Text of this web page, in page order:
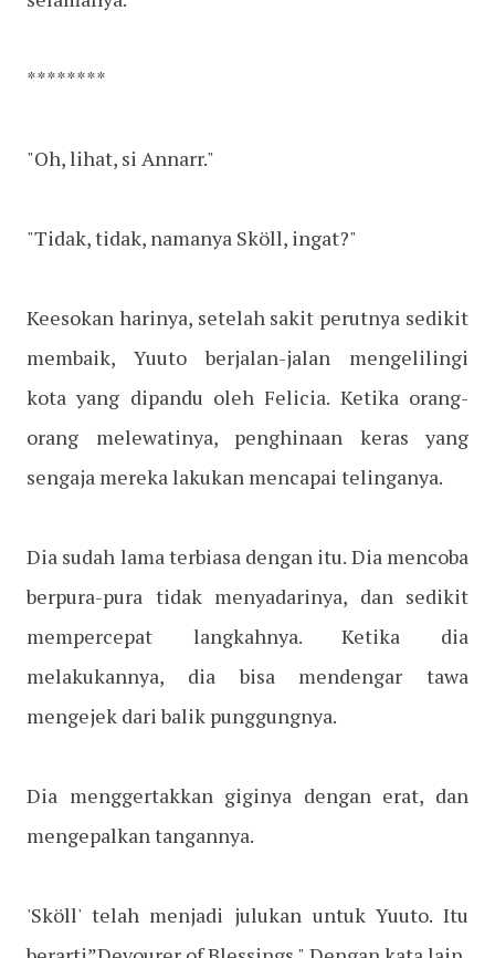
********
"Oh, lihat, si Annarr."
"Tidak, tidak, namanya Sköll, ingat?"
Keesokan harinya, setelah sakit perutnya sedikit
membaik, Yuuto berjalan-jalan mengelilingi
kota yang dipandu oleh Felicia. Ketika orang-
orang melewatinya, penghinaan keras yang
sengaja mereka lakukan mencapai telinganya.
Dia sudah lama terbiasa dengan itu. Dia mencoba
berpura-pura tidak menyadarinya, dan sedikit
mempercepat langkahnya. Ketika dia
melakukannya, dia bisa mendengar tawa
mengejek dari balik punggungnya.
Dia menggertakkan giginya dengan erat, dan
mengepalkan tangannya.
'Sköll' telah menjadi julukan untuk Yuuto. Itu